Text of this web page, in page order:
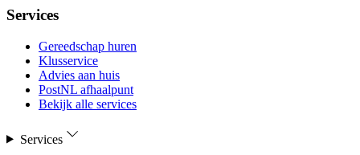
Services
Gereedschap huren
Klusservice
Advies aan huis
PostNL afhaalpunt
Bekijk alle services
Services